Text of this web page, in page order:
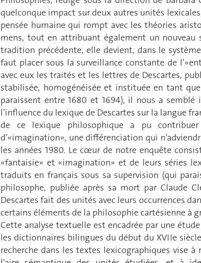
quelconque impact sur deux autres unités
pensée humaine qui rompt avec les théories
mens, tout en attribuant également un nouveau
tradition précédente, elle devient, dans le
faut placer sous la surveillance constante de
avec eux les traités et les lettres de Descartes,
stabilisée, homogénéisée et instituée en tant
paraissent entre 1680 et 1694), il nous a
l’influence du lexique de Descartes sur la langue
de ce lexique philosophique a pu
d’«imagination», une différenciation qui
les années 1980. Le cœur de notre enquête
«fantaisie» et «imagination» et de leurs séries
traduits en français sous sa supervision (qui
philosophe, publiée après sa mort par Claude
Descartes fait des unités avec leurs occurrences
certains éléments de la philosophie cartésienne à
Cette analyse textuelle est encadrée par une
les dictionnaires bilingues du début du XVIIe
recherche dans les textes lexicographiques vise